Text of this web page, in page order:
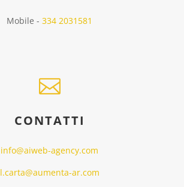
Mobile -334 2031581

CONTATTI
info@aiweb-agency.com
l.carta@aumenta-ar.com